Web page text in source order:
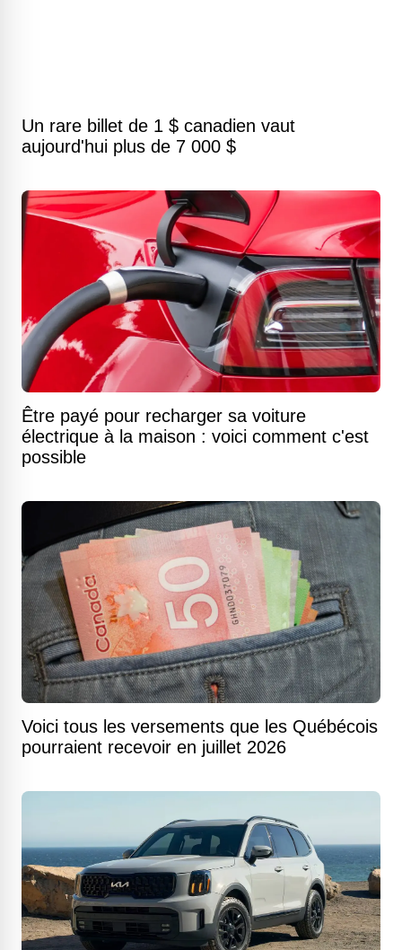
Un rare billet de 1 $ canadien vaut
aujourd'hui plus de 7 000 $
Être payé pour recharger sa voiture
électrique à la maison : voici comment c'est
possible
Voici tous les versements que les Québécois
pourraient recevoir en juillet 2026